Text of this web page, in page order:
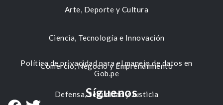
Arte, Deporte y Cultura
Ciencia, Tecnología e Innovación
Comercio, Negocio y Emprendimiento
Defensa, Seguridad y Justicia
Política de privacidad para el manejo de datos en
Gob.pe
Síguenos